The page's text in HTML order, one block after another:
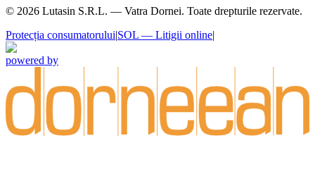
© 2026 Lutasin S.R.L. — Vatra Dornei. Toate drepturile rezervate.
Protecția consumatorului|SOL — Litigii online|
powered by